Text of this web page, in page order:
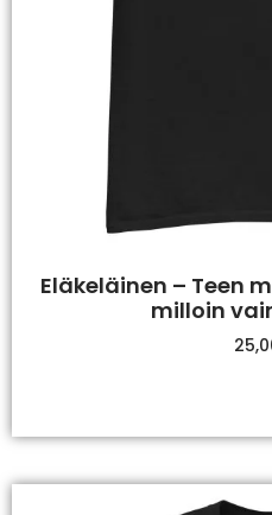
Eläkeläinen – Teen
milloin